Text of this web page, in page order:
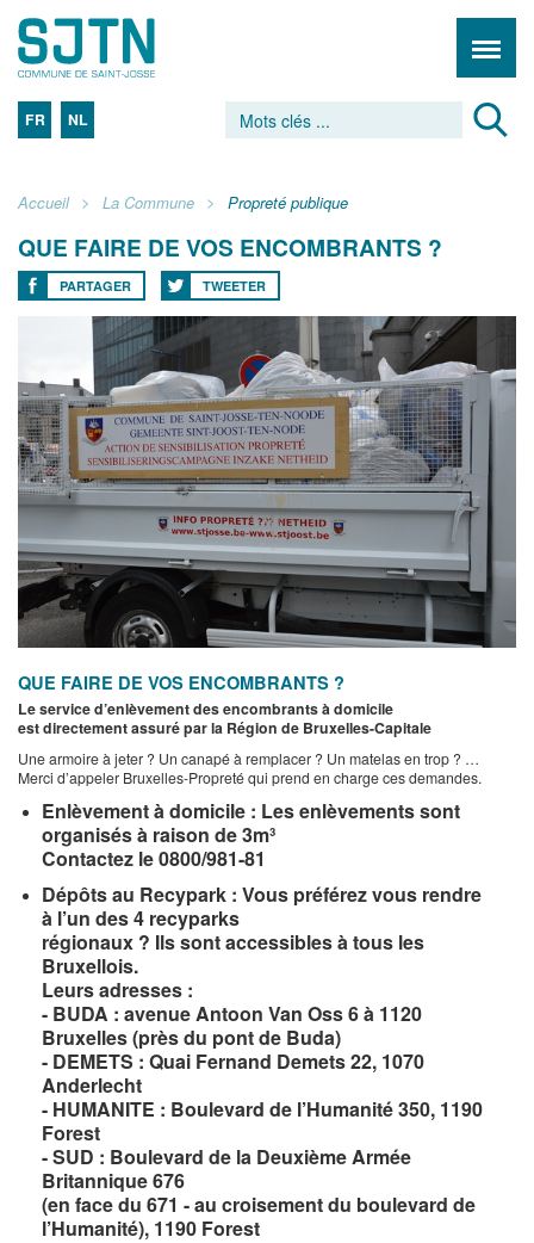
FR NL
Accueil La Commune Propreté publique
QUE FAIRE DE VOS ENCOMBRANTS ?
PARTAGER TWEETER
QUE FAIRE DE VOS ENCOMBRANTS ?
Le service d’enlèvement des encombrants à domicile
est directement assuré par la Région de Bruxelles-Capitale
Une armoire à jeter ? Un canapé à remplacer ? Un matelas en trop ? …
Merci d’appeler Bruxelles-Propreté qui prend en charge ces demandes.
Enlèvement à domicile : Les enlèvements sont
organisés à raison de 3m³
Contactez le 0800/981-81
Dépôts au Recypark : Vous préférez vous rendre
à l’un des 4 recyparks
régionaux ? Ils sont accessibles à tous les
Bruxellois.
Leurs adresses :
- BUDA : avenue Antoon Van Oss 6 à 1120
Bruxelles (près du pont de Buda)
- DEMETS : Quai Fernand Demets 22, 1070
Anderlecht
- HUMANITE : Boulevard de l’Humanité 350, 1190
Forest
- SUD : Boulevard de la Deuxième Armée
Britannique 676
(en face du 671 - au croisement du boulevard de
l’Humanité), 1190 Forest